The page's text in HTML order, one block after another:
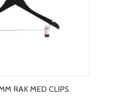
RAK MED CLIPS